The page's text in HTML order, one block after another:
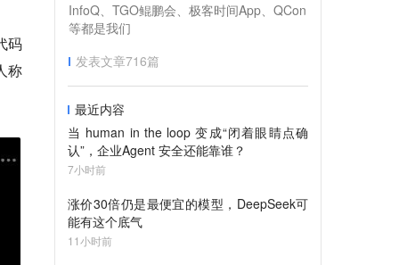
码
称
InfoQ、TGO鲲鹏会、极客时间App、QCon
等都是我们
发表文章716篇
最近内容
当 human in the loop 变成“闭着眼睛点确
认”，企业Agent 安全还能靠谁？
7小时前
涨价30倍仍是最便宜的模型，DeepSeek可
能有这个底气
11小时前